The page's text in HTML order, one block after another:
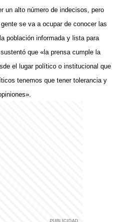
un alto número de indecisos, pero
se va a ocupar de conocer las
población informada y lista para
que «la prensa cumple la
el lugar político o institucional que
tenemos que tener tolerancia y